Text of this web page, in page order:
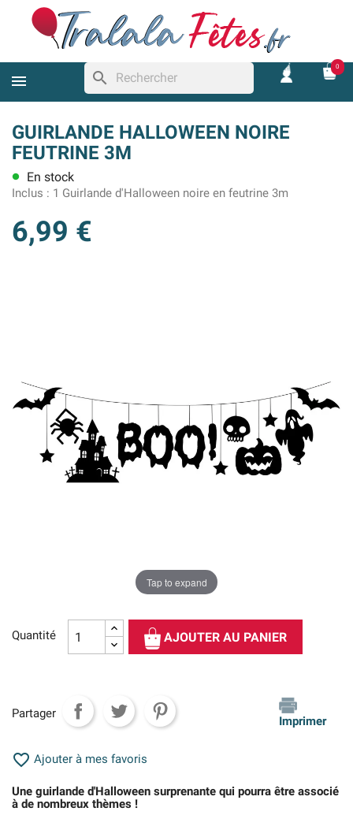
search
0
GUIRLANDE HALLOWEEN NOIRE
FEUTRINE 3M
lens En stock
Inclus : 1 Guirlande d'Halloween noire en feutrine 3m
6,99 €
Tap to expand
Quantité AJOUTER AU PANIER
Partager
Imprimer
 Ajouter à mes favoris
Une guirlande d'Halloween surprenante qui pourra être associé
à de nombreux thèmes !